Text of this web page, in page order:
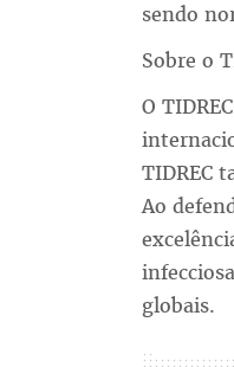
sendo
Sobre o
O
TIDREC
Ao
globais.